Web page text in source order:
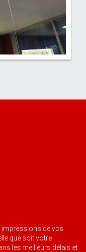
impressions de vos
que soit votre
les meilleurs délais et